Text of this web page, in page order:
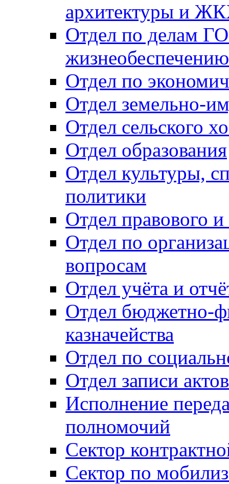
архитектуры и
Отдел по делам
Отдел по
Отдел земельно-
Отдел сельского
Отдел образования
Отдел культуры,
политики
Отдел правового
Отдел по
вопросам
Отдел учёта и
Отдел бюджетно-
казначейства
Отдел по
Отдел записи
Исполнение
полномочий
Сектор
Сектор по